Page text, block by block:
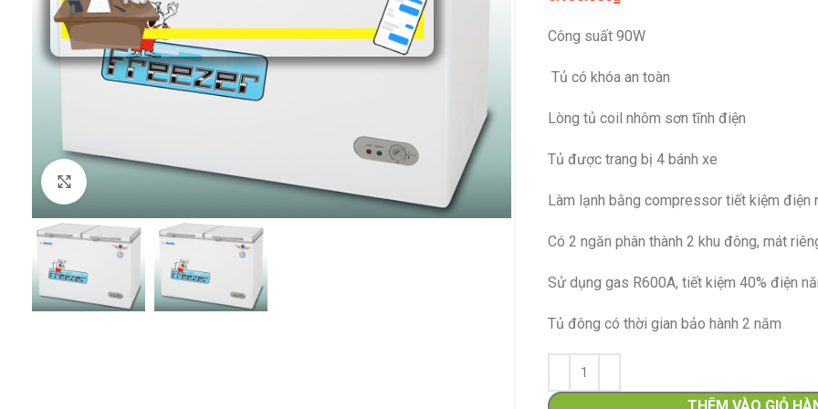
Đặc điểm nổi bật
thước tủ nhỏ
thể bảo quản
Kính hai lớp
thành tủ dày giữ
nhanh, sâu. –
Công suất 90W
Tủ có khóa an toàn
Lòng tủ coil nhôm sơn tĩnh điện
Tủ được trang bị 4 bánh xe
Làm lạnh bằng compressor tiết kiệm điện
Có 2 ngăn phân thành 2 khu đông, mát
Sử dụng gas R600A, tiết kiệm 40% điện
Tủ đông có thời gian bảo hành 2 năm